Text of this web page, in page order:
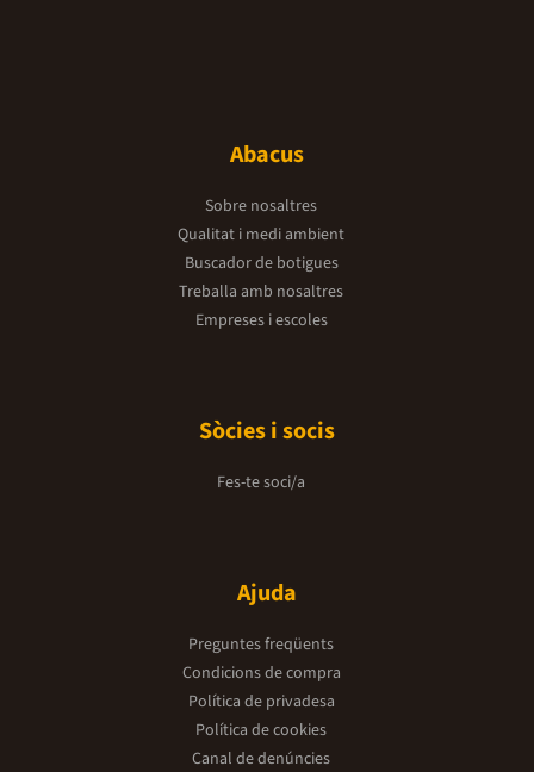
Abacus
Sobre nosaltres
Qualitat i medi ambient
Buscador de botigues
Treballa amb nosaltres
Empreses i escoles
Sòcies i socis
Fes-te soci/a
Ajuda
Preguntes freqüents
Condicions de compra
Política de privadesa
Política de cookies
Canal de denúncies